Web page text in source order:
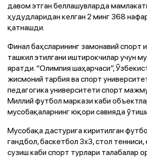
давом этган беллашувларда
ҳудудларидан келган 2 минг 368
қатнашди.
Финал баҳсларининг замонавий спорт
ташкил этилгани иштирокчилар учун
яратди. “Олимпия шаҳарчаси”,
жисмоний тарбия ва спорт
педагогика университети спорт
Миллий футбол маркази каби
мусобақаларнинг юқори савияда
Мусобақа дастурига киритилган
гандбол, баскетбол 3х3, стол тенниси,
сузиш каби спорт турлари талабалар